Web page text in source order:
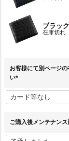
ブラッ
在庫切れ
お客様にて別ページ
い
必
須
ご購入後メンテナン